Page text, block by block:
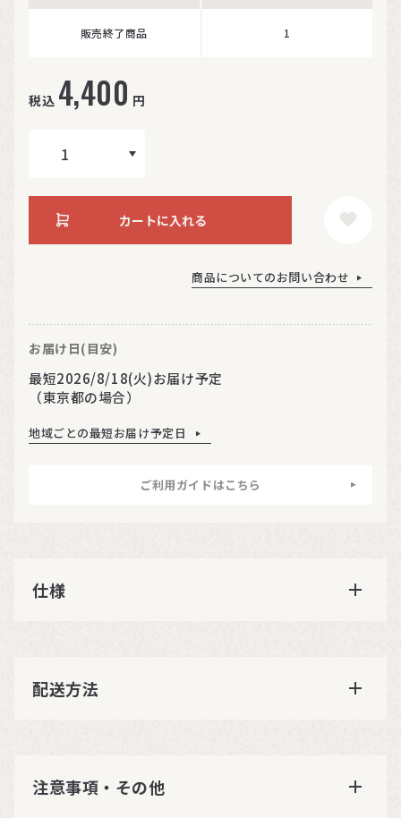
販売終了商品 1
税込 4,400 円
カートに入れる
商品についてのお問い合わせ
お届け日(目安)
最短2026/8/18(火)お届け予定
（東京都の場合）
地域ごとの最短お届け予定日
ご利用ガイドはこちら
仕様
配送方法
注意事項・その他